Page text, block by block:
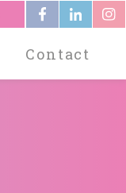
Contact